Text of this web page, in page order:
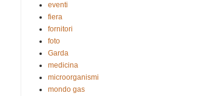
eventi
fiera
fornitori
foto
Garda
medicina
microorganismi
mondo gas